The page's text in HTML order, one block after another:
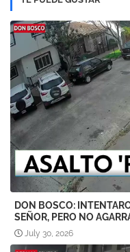
DON BOSCO:
SEÑOR, PERO NO
July 30, 2026